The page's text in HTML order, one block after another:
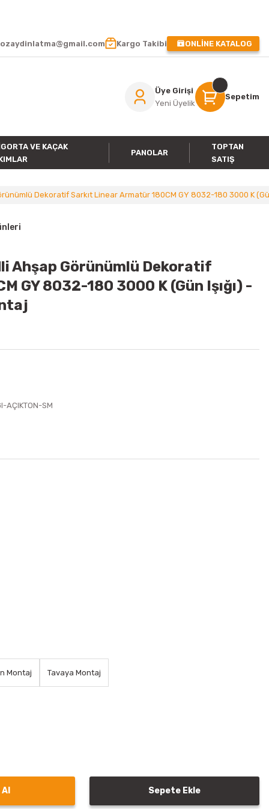
Kargo Takibi ONLİNE KATALOG
Üye Girişi
Yeni Üyelik
Sepetim
VE KAÇAK
PANOLAR
TOPTAN
SATIŞ
Dekoratif Sarkıt Linear Armatür 180CM GY 8032-180 3000 K
Ahşap Görünümlü Dekoratif
GY 8032-180 3000 K (Gün Işığı) -
AÇIKTON-SM
Montaj Tavaya Montaj
Sepete Ekle